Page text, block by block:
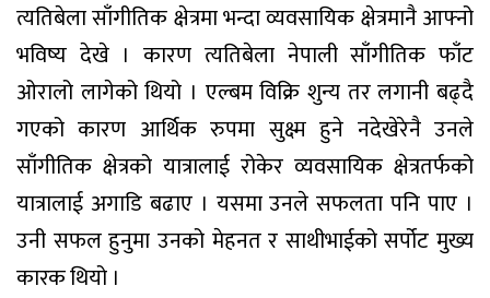
त्यतिबेला साँगीतिक क्षेत्रमा भन्दा व्यवसायिक क्षेत्रमानै आफ्नो
भविष्य देखे । कारण त्यतिबेला नेपाली साँगीतिक फाँट
ओरालो लागेको थियो । एल्बम विक्रि शुन्य तर लगानी बढ्दै
गएको कारण आर्थिक रुपमा सुक्ष्म हुने नदेखेरेनै उनले
साँगीतिक क्षेत्रको यात्रालाई रोकेर व्यवसायिक क्षेत्रतर्फको
यात्रालाई अगाडि बढाए । यसमा उनले सफलता पनि पाए ।
उनी सफल हुनुमा उनको मेहनत र साथीभाईको सर्पोट मुख्य
कारक थियो ।